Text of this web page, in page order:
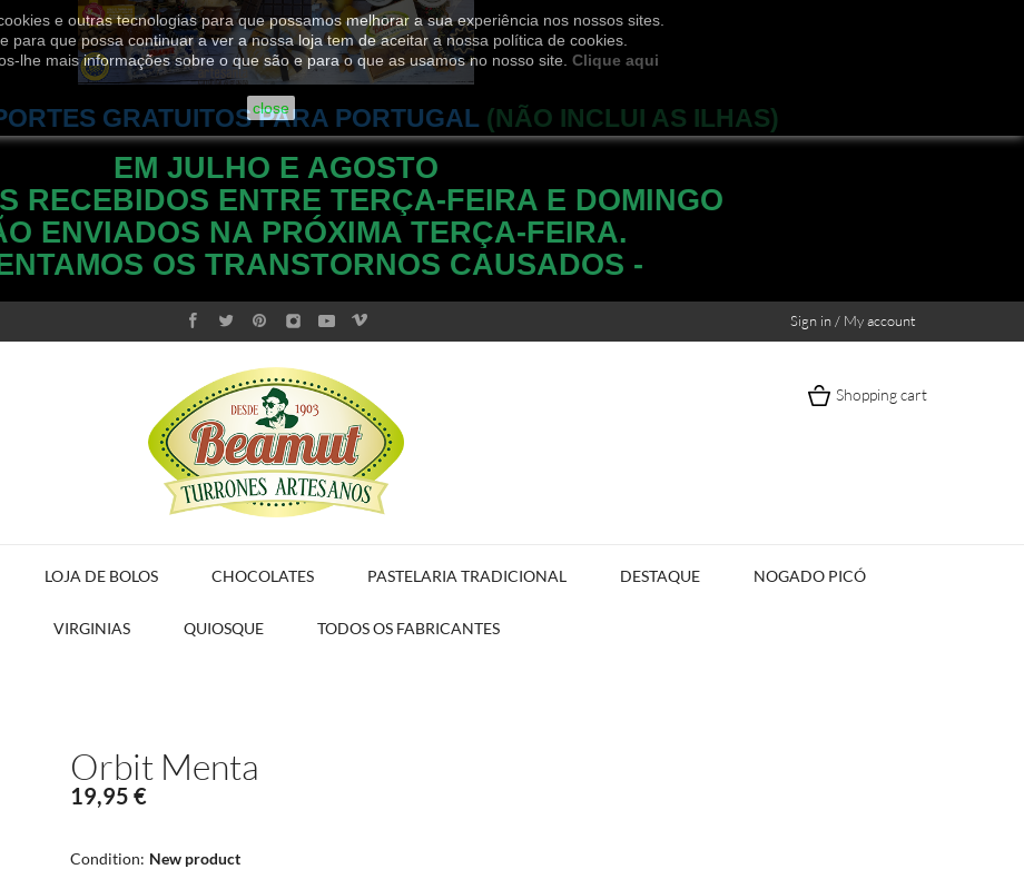
e outras tecnologias para que possamos melhorar a sua experiência nos nossos sites.
para que possa continuar a ver a nossa loja tem de aceitar a nossa política de cookies.
lhe mais informações sobre o que são e para o que as usamos no nosso site. Clique aqui
close
GRATUITOS PARA PORTUGAL (NÃO INCLUI AS ILHAS)
EM JULHO E AGOSTO
RECEBIDOS ENTRE TERÇA-FEIRA E DOMINGO
ENVIADOS NA PRÓXIMA TERÇA-FEIRA.
OS TRANSTORNOS CAUSADOS -
Sign in / My account
Shopping cart
LOJA DE BOLOS CHOCOLATES PASTELARIA TRADICIONAL DESTAQUE NOGADO PICÓ
VIRGINIAS QUIOSQUE TODOS OS FABRICANTES
Orbit Menta
19,95 €
Condition: New product